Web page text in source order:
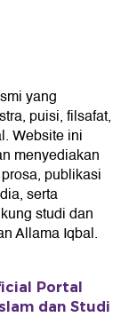
yang
puisi, filsafat,
Website ini
menyediakan
publikasi
serta
studi dan
Allama Iqbal.
Portal
dan Studi